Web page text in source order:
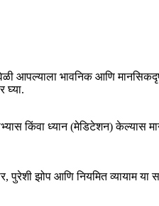
आपल्याला भावनिक आणि
घ्या.
किंवा ध्यान (मेडिटेशन) केल्यास
पुरेशी झोप आणि नियमित व्यायाम